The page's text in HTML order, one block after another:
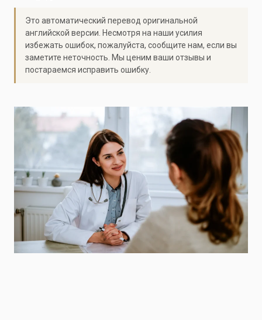
Это автоматический перевод оригинальной
английской версии. Несмотря на наши усилия
избежать ошибок, пожалуйста, сообщите нам, если вы
заметите неточность. Мы ценим ваши отзывы и
постараемся исправить ошибку.